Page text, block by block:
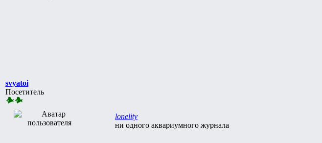
svyatoi
Посетитель
lonelity
ни одного аквариумного журнала